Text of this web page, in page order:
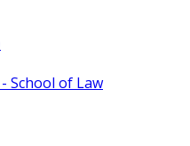
School of Law